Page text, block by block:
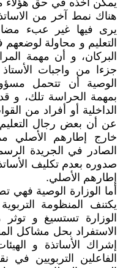
يمكن أخذه في حق هؤلاء
هناك نمط آخر من
يرى فيها غير عبء
التعليم و محاولة
البركان، و أن مهمة
جزءا من واجبات
الوصية أن تتحمل
بمهمة الحراسة تلك، و
الداخلية أو أفراد من
عن أن بعض رجال التعليم
خارج إطارهم الأصلي
الصادر في الجريدة
صدوره بعدم تكليف
إطارهم الأصلي.
أما الوزارة الوصية فهي
يكتنف المنظومة
الوزارة تستسيغ و
الاستفراد بحل مشاكل
إشراك الأساتذة و
الفاعلين التربويين